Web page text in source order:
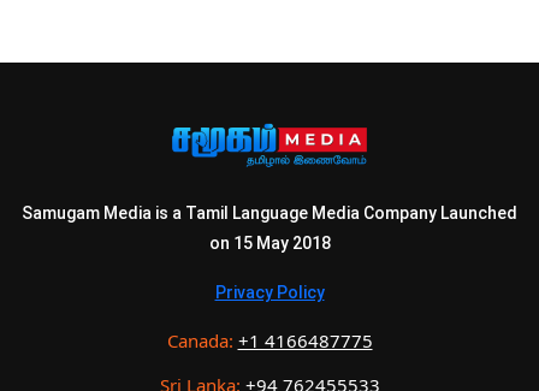
Samugam Media is a Tamil Language Media Company Launched
on 15 May 2018
Privacy Policy
Canada: +1 4166487775
Sri Lanka: +94 762455533